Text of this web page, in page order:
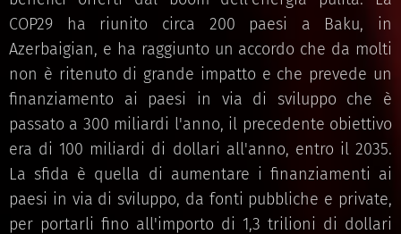
COP29 ha riunito circa 200 paesi a Baku, in
Azerbaigian, e ha raggiunto un accordo che da molti
non è ritenuto di grande impatto e che prevede un
finanziamento ai paesi in via di sviluppo che è
passato a 300 miliardi l'anno, il precedente obiettivo
era di 100 miliardi di dollari all'anno, entro il 2035.
La sfida è quella di aumentare i finanziamenti ai
paesi in via di sviluppo, da fonti pubbliche e private,
per portarli fino all'importo di 1,3 trilioni di dollari